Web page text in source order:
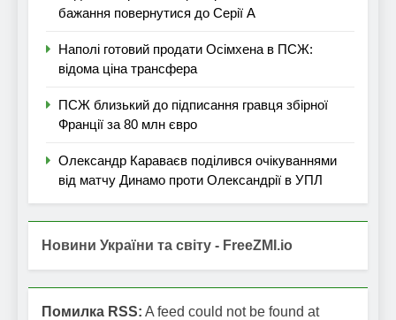
бажання повернутися до Серії А
Наполі готовий продати Осімхена в ПСЖ:
відома ціна трансфера
ПСЖ близький до підписання гравця збірної
Франції за 80 млн євро
Олександр Караваєв поділився очікуваннями
від матчу Динамо проти Олександрії в УПЛ
Новини України та світу - FreeZMI.io
Помилка RSS: A feed could not be found at